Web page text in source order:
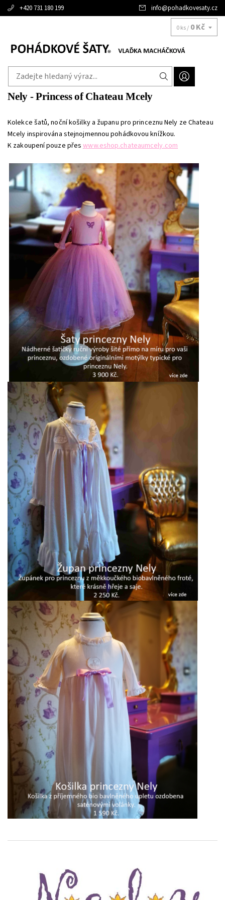
+420 731 180 199 info@pohadkovesaty.cz
0 ks / 0 Kč
Nely - Princess of Chateau Mcely
Kolekce šatů, noční košilky a županu pro princeznu Nely ze Chateau
Mcely inspirována stejnojmennou pohádkovou knížkou.
K zakoupení pouze přeswww.eshop.chateaumcely.com